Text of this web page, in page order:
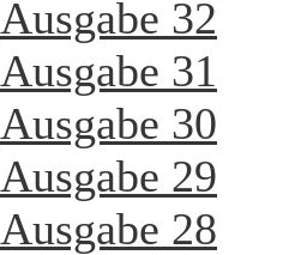
Ausgabe 32
Ausgabe 31
Ausgabe 30
Ausgabe 29
Ausgabe 28